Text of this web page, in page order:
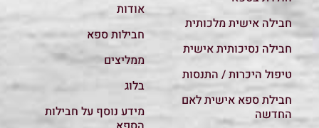
אודות
חבילות ספא
ממליצים
בלוג
מידע נוסף על חבילות
חבילה אישית מלכותית
חבילה נסיכותית אישית
טיפול היכרות / התנסות
חבילת ספא אישית לאם
החדשה